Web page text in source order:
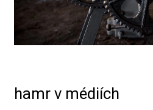
hamr v médiích